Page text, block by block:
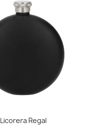
Vista rápida
Licorera Regal